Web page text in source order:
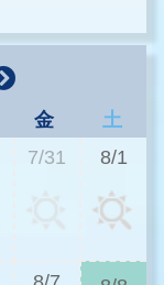
金
土
7/31 8/1